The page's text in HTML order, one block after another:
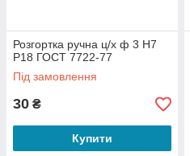
Розгортка ручна ц/х ф 3 Н7
Р18 ГОСТ 7722-77
Під замовлення
30 ₴
Купити